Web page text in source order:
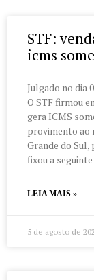
STF:
icms
Julgado no dia
O STF firmou
gera ICMS
provimento ao
Grande do
fixou a
LEIA MAIS »
5 de agosto de